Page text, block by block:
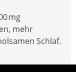
mg
mehr
Schlaf.